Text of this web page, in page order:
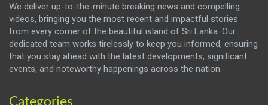
We deliver up-to-the-minute breaking news and compelling
videos, bringing you the most recent and impactful stories
from every corner of the beautiful island of Sri Lanka. Our
dedicated team works tirelessly to keep you informed, ensuring
that you stay ahead with the latest developments, significant
events, and noteworthy happenings across the nation.
Categories